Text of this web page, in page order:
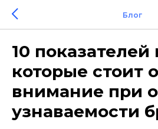
Блог
10 показателей
которые стоит
внимание при
узнаваемости